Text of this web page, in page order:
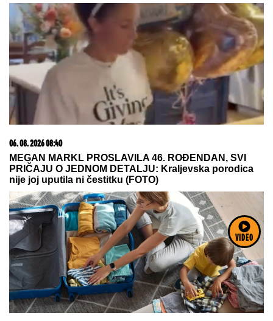
VIDEO
20. 07. 2026 08:04
REGISTRUJ SE UZ PROMO KOD CASINO Preuzmi
1500 BESPLATNIH SPINOVA
06. 08. 2026 09:39
Marija (3) se igrala u dvorištu i samo je nestala: Posle
42 godine otac je pronašao, zanemeo je kada je saznao
gde je bila